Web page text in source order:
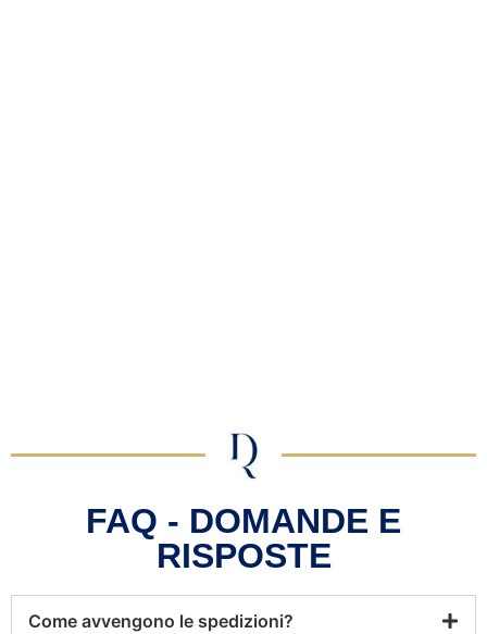
FAQ - DOMANDE E
RISPOSTE
Come avvengono le spedizioni?